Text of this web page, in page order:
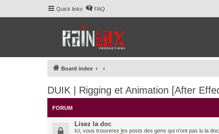
Quick links FAQ
Board index
DUIK | Rigging et Animation [After
FORUM
Lisez la doc
Ici, vous trouverez les posts des gens qui n'ont pas lu la